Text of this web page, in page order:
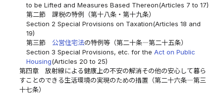
to be Lifted and Measures Based Thereon(Articles 7 to 17)
第二節 課税の特例（第十八条・第十九条）
Section 2 Special Provisions on Taxation(Articles 18 and
19)
第三節 公営住宅法の特例等（第二十条―第二十五条）
Section 3 Special Provisions, etc. for the Act on Public
Housing(Articles 20 to 25)
第四章 放射線による健康上の不安の解消その他の安心して暮ら
すことのできる生活環境の実現のための措置（第二十六条―第三
十七条）